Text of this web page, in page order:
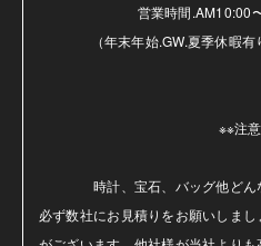
営業時間.AM10:00
（年末年始.GW.夏季休暇
※※注
時計、宝石、バッグ他どん
必ず数社にお見積りをお願いしま